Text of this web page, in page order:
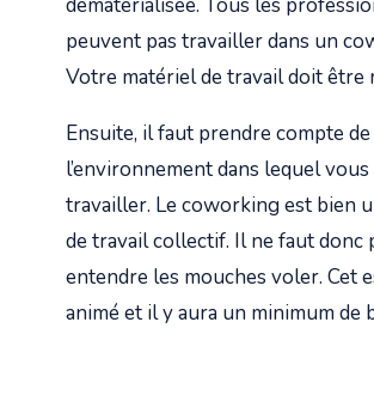
dématérialisée. Tous les
peuvent pas travailler dans un
Votre matériel de travail doit être
Ensuite, il faut prendre compte de
l’environnement dans lequel
travailler. Le coworking est bien
de travail collectif. Il ne faut donc
entendre les mouches voler. Cet
animé et il y aura un minimum de